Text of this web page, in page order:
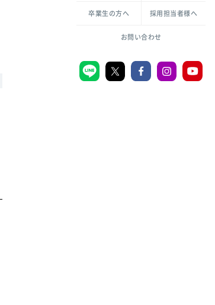
ハラスメントの防止
共生のための多様性宣言
一般教育課程
学芸員課程
図書館司書課程
卒業生の方へ 採用担当者様へ
お問い合わせ